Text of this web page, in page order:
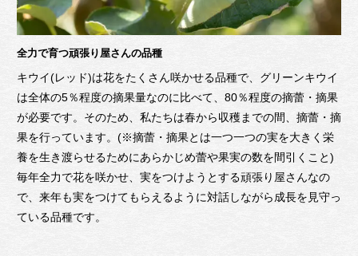
全力で育つ頑張り屋さんの品種
キウイ(レッド)は花をたくさん咲かせる品種で、グリーンキウイ
は全体の5％程度の摘果量なのに比べて、80％程度の摘蕾・摘果
が必要です。そのため、私たちは春から収穫までの間、摘蕾・摘
果を行っています。(※摘蕾・摘果とは一つ一つの実を大きく栄
養を生き渡らせるためにあらかじめ蕾や果実の数を間引くこと)
毎年全力で花を咲かせ、実をつけようとする頑張り屋さんなの
で、来年も実をつけてもらえるように対話しながら成長を見守っ
ている品種です。